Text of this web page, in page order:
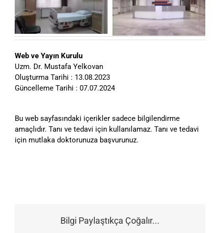
Web ve Yayın Kurulu
Uzm. Dr. Mustafa Yelkovan
Oluşturma Tarihi : 13.08.2023
Güncelleme Tarihi : 07.07.2024
Bu web sayfasındaki içerikler sadece bilgilendirme
amaçlıdır. Tanı ve tedavi için kullanılamaz. Tanı ve tedavi
için mutlaka doktorunuza başvurunuz.
Bilgi Paylaştıkça Çoğalır...